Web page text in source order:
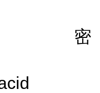
密
acid